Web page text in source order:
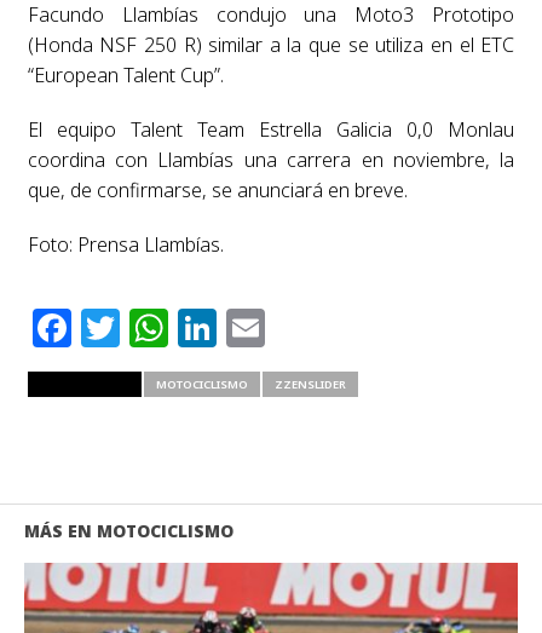
Facundo Llambías condujo una Moto3 Prototipo
(Honda NSF 250 R) similar a la que se utiliza en el ETC
“European Talent Cup”.
El equipo Talent Team Estrella Galicia 0,0 Monlau
coordina con Llambías una carrera en noviembre, la
que, de confirmarse, se anunciará en breve.
Foto: Prensa Llambías.
Facebook
Twitter
WhatsApp
LinkedIn
Email
MOTOCICLISMO ZZENSLIDER
MÁS EN MOTOCICLISMO